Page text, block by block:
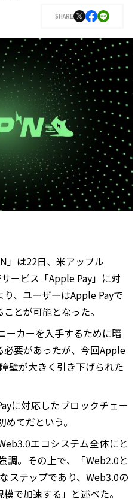
SHARE
」は22日、米アップル
ービス「Apple Pay」に対
、ユーザーはApple Payで
とが可能となった。
ーカーを入手するために暗
要があったが、今回Apple
壁が大きく引き下げられた
に対応したブロックチェー
てだという。
エコシステム全体にと
調。その上で、「Web2.0と
ステップであり、Web3.0の
で加速する」と述べた。